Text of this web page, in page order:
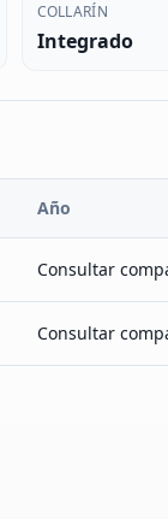
COLLARÍN
Integrado
Año
Consultar
Consultar